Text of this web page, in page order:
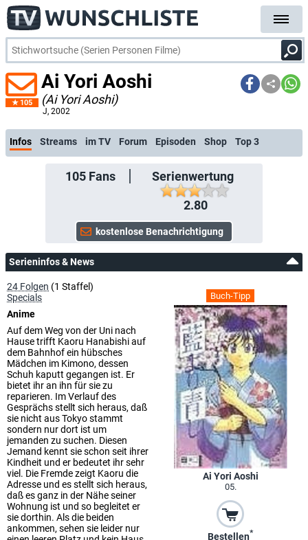
105
Ai Yori Aoshi
(Ai Yori Aoshi)
J, 2002
kostenlose E-Mail-Benachrich
Infos Streams im TV Forum Episoden Shop Top 3
105Fans
Serienwertung
2.80
Serieninfos & News
Buch-Tipp
Ai Yori Aoshi
05.
Bestellen*
24 Folgen (1 Staffel)
Specials
Anime
Auf dem Weg von der Uni nach
Hause trifft Kaoru Hanabishi auf
dem Bahnhof ein hübsches
Mädchen im Kimono, dessen
Schuh kaputt gegangen ist. Er
bietet ihr an ihn für sie zu
reparieren. Im Verlauf des
Gesprächs stellt sich heraus, daß
sie nicht aus Tokyo stammt
sondern nur dort ist um
jemanden zu suchen. Diesen
Jemand kennt sie schon seit ihrer
Kindheit und er bedeutet ihr sehr
viel. Die Fremde zeigt Kaoru die
Adresse und es stellt sich heraus,
daß es ganz in der Nähe seiner
Wohnung ist und so begleitet er
sie dorthin. Als die beiden
ankommen, sehen sie leider nur